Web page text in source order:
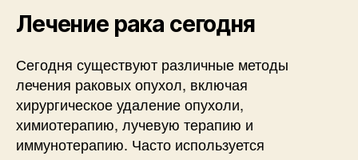
Лечение рака сегодня
Сегодня существуют различные методы
лечения раковых опухол, включая
хирургическое удаление опухоли,
химиотерапию, лучевую терапию и
иммунотерапию. Часто используется